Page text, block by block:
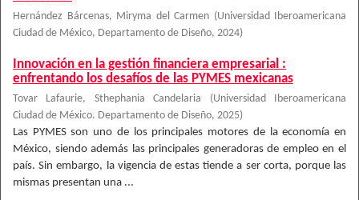
Hernández Bárcenas, Miryma del Carmen (Universidad Iberoamericana
Ciudad de México, Departamento de Diseño, 2024)
Innovación en la gestión financiera empresarial :
enfrentando los desafíos de las PYMES mexicanas
Tovar Lafaurie, Sthephania Candelaria (Universidad Iberoamericana
Ciudad de México. Departamento de Diseño, 2025)
Las PYMES son uno de los principales motores de la economía en
México, siendo además las principales generadoras de empleo en el
país. Sin embargo, la vigencia de estas tiende a ser corta, porque las
mismas presentan una ...